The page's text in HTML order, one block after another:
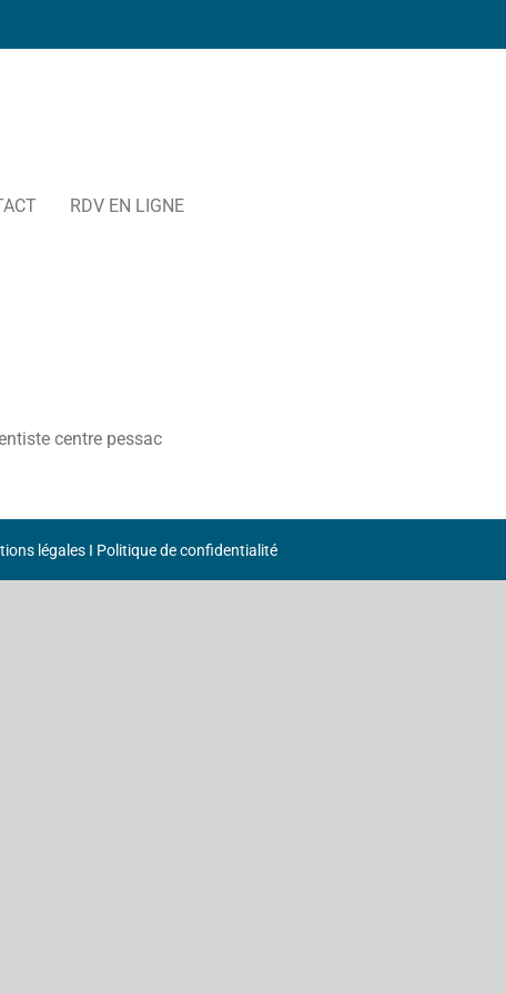
RDV EN LIGNE
centre pessac
légalesI Politique de confidentialité